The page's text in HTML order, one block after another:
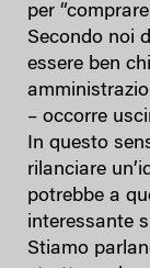
per
Secondo noi
essere ben
– occorre
In questo
rilanciare
potrebbe a
interessante
Stiamo